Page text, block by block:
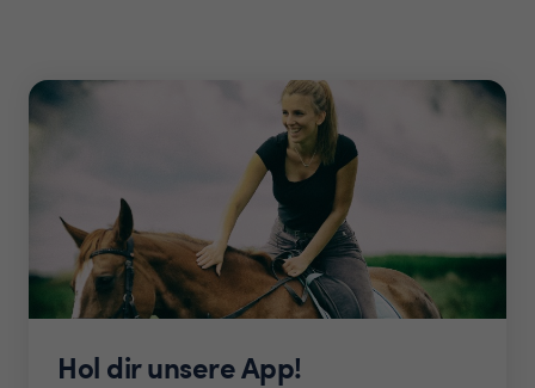
Hol dir unsere App!